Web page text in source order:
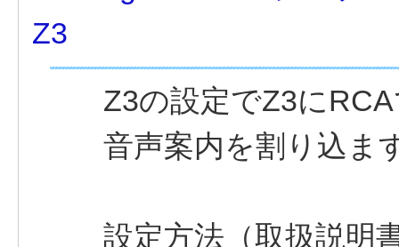
Z3
Z3の設定でZ3に
音声案内を割り込ま
設定方法（取扱説明